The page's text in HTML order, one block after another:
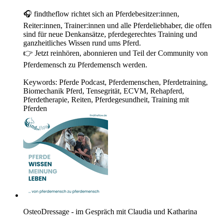
🎧 findtheflow richtet sich an Pferdebesitzer:innen,
Reiter:innen, Trainer:innen und alle Pferdeliebhaber, die offen
sind für neue Denkansätze, pferdegerechtes Training und
ganzheitliches Wissen rund ums Pferd.
👉 Jetzt reinhören, abonnieren und Teil der Community von
Pferdemensch zu Pferdemensch werden.
Keywords: Pferde Podcast, Pferdemenschen, Pferdetraining,
Biomechanik Pferd, Tensegrität, ECVM, Rehapferd,
Pferdetherapie, Reiten, Pferdegesundheit, Training mit
Pferden
OsteoDressage - im Gespräch mit Claudia und Katharina